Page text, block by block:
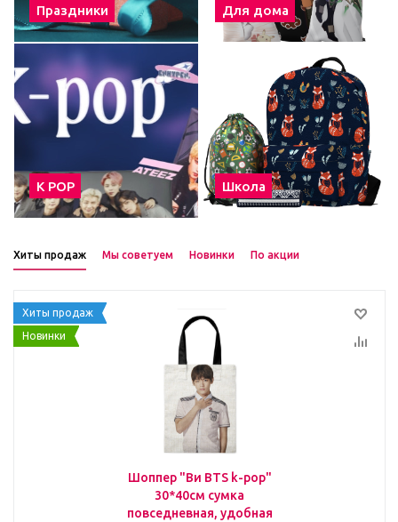
Праздники Для дома
К POP Школа
Хиты продаж Мы советуем Новинки По акции
Хиты продаж
Новинки
Шоппер "Ви BTS k-pop"
30*40см сумка
повседневная, удобная